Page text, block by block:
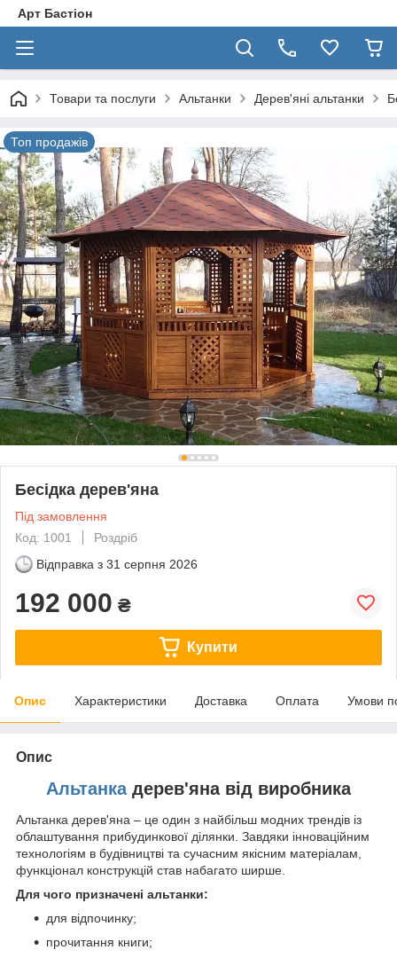
Арт Бастіон
Товари та послуги Альтанки Дерев'яні альтанки
Топ продажів
Бесідка дерев'яна
Під замовлення
Код: 1001
Роздріб
Відправка з 31 серпня 2026
192 000 ₴
Купити
Опис Характеристики Доставка Оплата Умови
Опис
Альтанкадерев'яна від виробника
Альтанка дерев'яна – це один з найбільш модних трендів із
облаштування прибудинкової ділянки. Завдяки інноваційним
технологіям в будівництві та сучасним якісним матеріалам,
функціонал конструкцій став набагато ширше.
Для чого призначені альтанки:
для відпочинку;
прочитання книги;